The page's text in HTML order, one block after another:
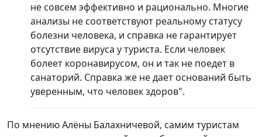
не совсем эффективно и рационально. Многие
анализы не соответствуют реальному статусу
болезни человека, и справка не гарантирует
отсутствие вируса у туриста. Если человек
болеет коронавирусом, он и так не поедет в
санаторий. Справка же не дает оснований быть
уверенным, что человек здоров".
По мнению Алёны Балахничевой, самим туристам